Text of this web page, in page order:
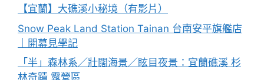
【宜蘭】大礁溪小秘境（有影片）
Snow Peak Land Station Tainan 台南安平旗艦店
｜開幕見學記
「半」森林系／壯闊海景／眩目夜景：宜蘭礁溪 杉
林奇蹟 露營區